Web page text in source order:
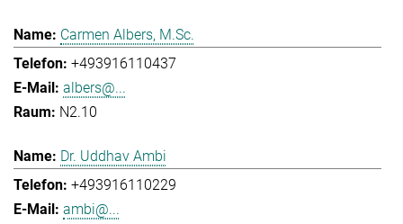
Carmen Albers, M.Sc.
+493916110437
albers@...
N2.10
Dr. Uddhav Ambi
+493916110229
ambi@...